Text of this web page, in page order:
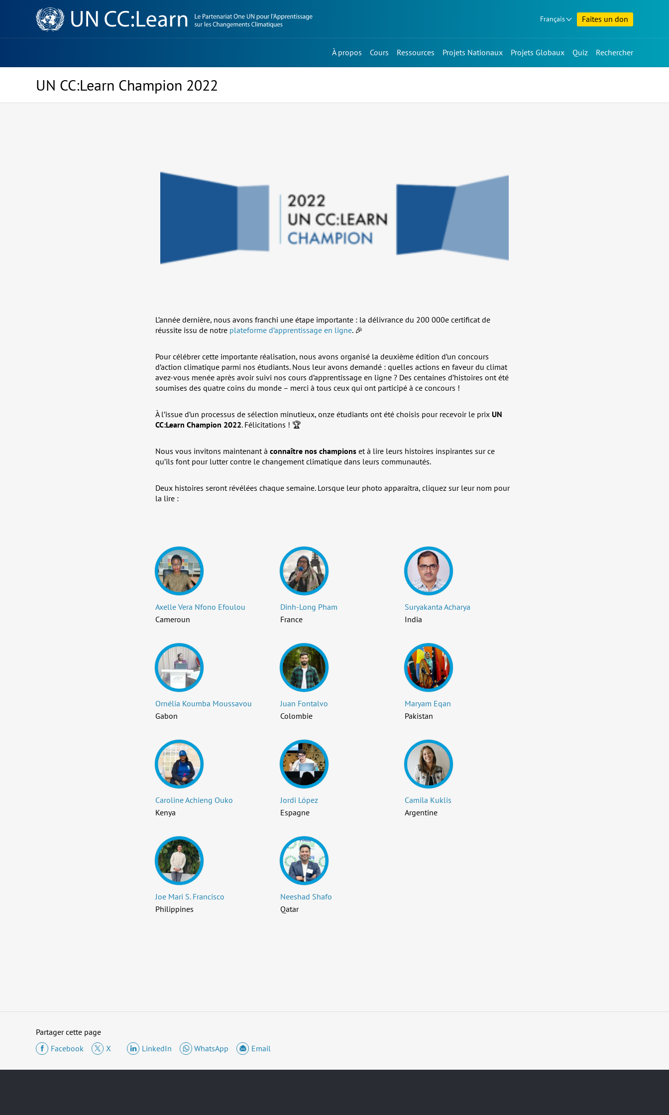
Knowledge
Sharing
Platform
Français Faites un don
À propos Cours Ressources Projets Nationaux Projets Globaux Quiz Rechercher
UN CC:Learn Champion 2022
L’année dernière, nous avons franchi une étape importante : la délivrance du 200 000e certificat de
réussite issu de notre plateforme d’apprentissage en ligne. 🎉
Pour célébrer cette importante réalisation, nous avons organisé la deuxième édition d’un concours
d’action climatique parmi nos étudiants. Nous leur avons demandé : quelles actions en faveur du climat
avez-vous menée après avoir suivi nos cours d’apprentissage en ligne ? Des centaines d’histoires ont été
soumises des quatre coins du monde – merci à tous ceux qui ont participé à ce concours !
À l’issue d’un processus de sélection minutieux, onze étudiants ont été choisis pour recevoir le prix UN
CC:Learn Champion 2022. Félicitations ! 🏆
Nous vous invitons maintenant à connaître nos champions et à lire leurs histoires inspirantes sur ce
qu’ils font pour lutter contre le changement climatique dans leurs communautés.
Deux histoires seront révélées chaque semaine. Lorsque leur photo apparaîtra, cliquez sur leur nom pour
la lire :
Axelle Vera Nfono Efoulou
Cameroun
Dinh-Long Pham
France
Suryakanta Acharya
India
Ornélia Koumba Moussavou
Gabon
Juan Fontalvo
Colombie
Maryam Eqan
Pakistan
Caroline Achieng Ouko
Kenya
Jordi López
Espagne
Camila Kuklis
Argentine
Joe Mari S. Francisco
Philippines
Neeshad Shafo
Qatar
Partager cette page
Facebook
X LinkedIn WhatsApp Email